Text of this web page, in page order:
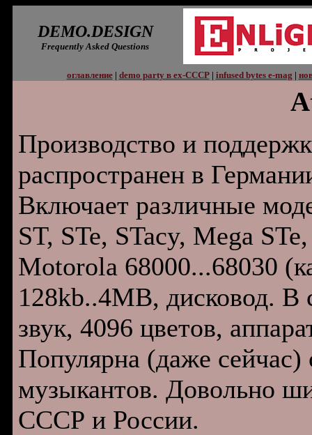
DEMO.DESIGN
Frequently Asked Questions
оглавление| demo party в ex-СССР| infused bytes e-mag |
Производство и
распространен в
Включает различные
ST, STe, STacy, Mega
Motorola 68000...68030
128kb..4MB, дисковод. В
звук, 4096 цветов,
Популярна (даже
музыкантов. Довольно
СССР и России.